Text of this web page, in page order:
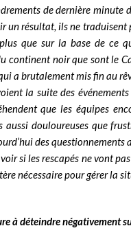
de dernière minute
un résultat, ils ne traduisent
que sur la base de ce
noir que sont le
a brutalement mis fin au
la suite des
que les équipes
douloureuses que
des
si les rescapés ne vont
nécessaire pour gérer la
à déteindre négativement